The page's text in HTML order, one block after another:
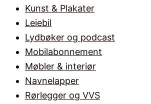
Kunst & Plakater
Leiebil
Lydbøker og podcast
Mobilabonnement
Møbler & interiør
Navnelapper
Rørlegger og VVS